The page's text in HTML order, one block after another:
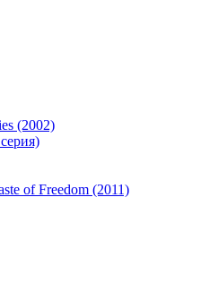
(2002)
of Freedom (2011)